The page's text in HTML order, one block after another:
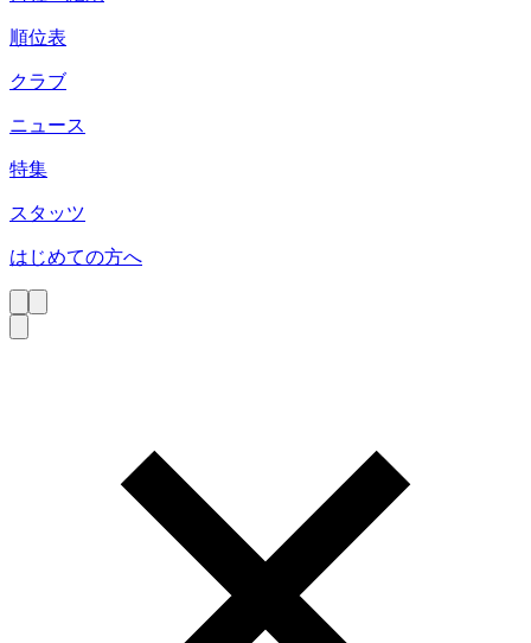
順位表
クラブ
ニュース
特集
スタッツ
はじめての方へ